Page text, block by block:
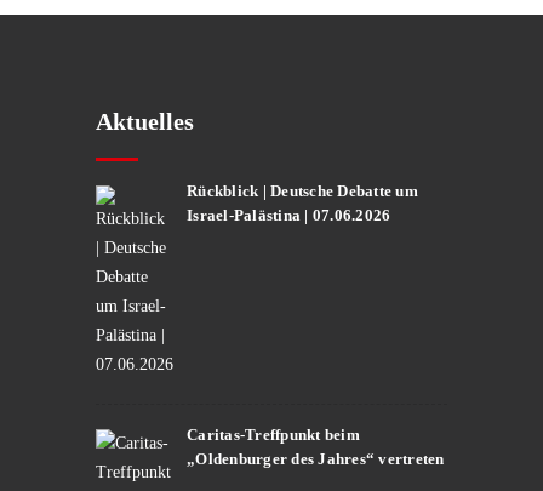
Aktuelles
Rückblick | Deutsche Debatte um
Israel-Palästina | 07.06.2026
Caritas-Treffpunkt beim
„Oldenburger des Jahres“ vertreten